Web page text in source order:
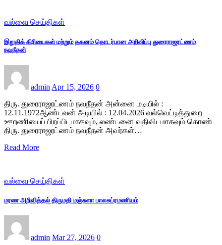
வல்வை செய்திகள்
இறுதிக் கிரியைகள் மற்றும் தகனம் தொடர்பான அறிவிப்பு துரைராஜரட்ணம்
நவநீதன்
admin Apr 15, 2026 0
திரு. துரைராஜரட்ணம் நவநீதன் அன்னை மடியில் :
12.11.1972ஆண்டவன் அடியில் : 12.04.2026 வல்வெட்டித்துறை
ஊறணியைப் பிறப்பிடமாகவும், லண்டனை வதிவிடமாகவும் கொண்ட
திரு. துரைராஜரட்ணம் நவநீதன் அவர்கள்…
Read More
வல்வை செய்திகள்
மரண அறிவித்தல் திருமதி மஞ்சுளா பாலசுப்ரமணியம்
admin Mar 27, 2026 0